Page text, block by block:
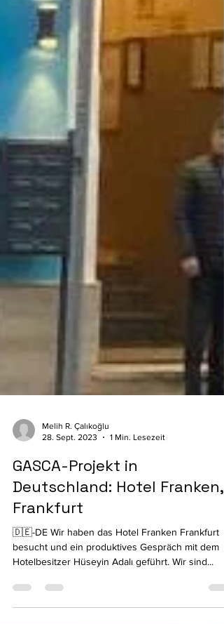
Melih R. Çalıkoğlu
28. Sept. 2023
1 Min. Lesezeit
GASCA-Projekt in
Deutschland: Hotel Franken,
Frankfurt
besucht und ein produktives Gespräch mit dem
Hotelbesitzer Hüseyin Adalı geführt. Wir sind...